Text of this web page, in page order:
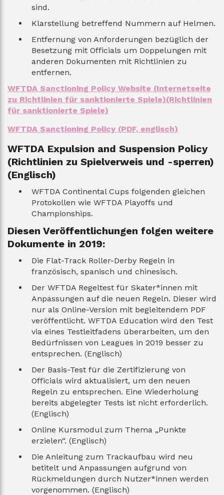
sind.
Klarstellung betreffend Nummern auf Helmen.
Entfernung von Anforderungen bezüglich der
Besetzung mit Officials um Doppelungen mit
anderen Dokumenten mit Richtlinien zu
entfernen.
WFTDA Sanctioning Policy Website (Internetseite
zu Richtlinien für sanktionierte Spiele)(Richtlinien
für sanktionierte Spiele)
WFTDA Sanctioning Policy (PDF, englisch)
WFTDA Expulsion and Suspension Policy
(Richtlinien zu Spielverweis und -sperren)
(Englisch)
WFTDA Continental Cups folgenden gleichen
Protokollen wie WFTDA Playoffs und
Championships.
Diesen Veröffentlichungen folgen weitere
Dokumente in 2019:
Die Flat-Track Roller-Derby Regeln in
französisch, spanisch und chinesisch.
Der WFTDA Regeltest für Skater*innen mit
Anpassungen auf die neuen Regeln. Dieser wird
nur als Online-Version mit begleitendem PDF
veröffentlicht. WFTDA Education wird den Test
via eines Testleitfadens überarbeiten, um den
Bedürfnissen von Leagues in 2019 besser zu
entsprechen. (Englisch)
Der Basis-Test für die Zertifizierung von
Officials wird aktualisiert, um den neuen
Regeln zu entsprechen. Eine Wiederholung
bereits abgelegter Tests ist nicht erforderlich.
(Englisch)
Online Kursmodul zum Thema „Punkte
erzielen“. (Englisch)
Die Anleitung zum Trackaufbau wird neu
betitelt und Anpassungen aufgrund von
Rückmeldungen durch Nutzer*innen werden
vorgenommen. (Englisch)